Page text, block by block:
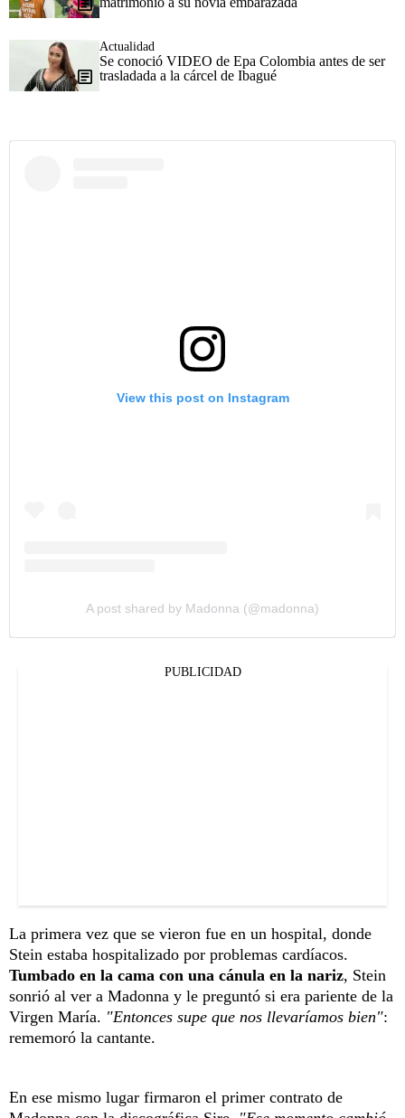
Actualidad
Se conoció VIDEO de Epa Colombia antes de ser
trasladada a la cárcel de Ibagué
View this post on Instagram
A post shared by Madonna (@madonna)
PUBLICIDAD
La primera vez que se vieron fue en un hospital, donde
Stein estaba hospitalizado por problemas cardíacos.
Tumbado en la cama con una cánula en la nariz, Stein
sonrió al ver a Madonna y le preguntó si era pariente de la
Virgen María. "Entonces supe que nos llevaríamos bien":
rememoró la cantante.
En ese mismo lugar firmaron el primer contrato de